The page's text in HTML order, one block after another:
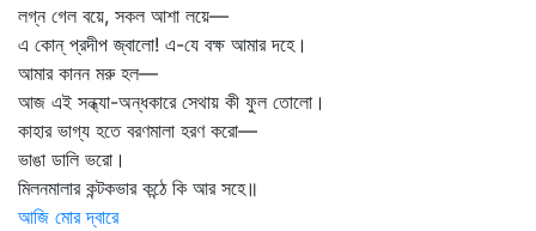
লগ্ন গেল বয়ে, সকল আশা লয়ে—
এ কোন্ প্রদীপ জ্বালো! এ-যে বক্ষ আমার দহে।
আমার কানন মরু হল—
আজ এই সন্ধ্যা-অন্ধকারে সেথায় কী ফুল তোলো।
কাহার ভাগ্য হতে বরণমালা হরণ করো—
ভাঙা ডালি ভরো।
মিলনমালার কন্টকভার কন্ঠে কি আর সহে॥
আজি মোর দ্বারে